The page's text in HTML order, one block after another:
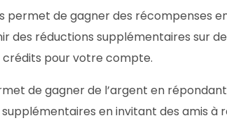
permet de gagner des récompenses
des réductions supplémentaires sur
crédits pour votre compte.
de gagner de l’argent en répondant
en invitant des amis à